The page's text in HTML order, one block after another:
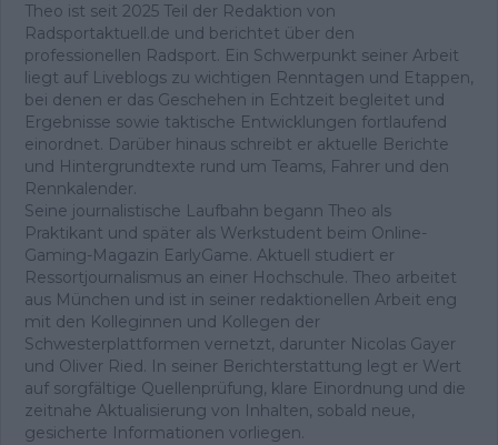
Theo ist seit 2025 Teil der Redaktion von
Radsportaktuell.de und berichtet über den
professionellen Radsport. Ein Schwerpunkt seiner Arbeit
liegt auf Liveblogs zu wichtigen Renntagen und Etappen,
bei denen er das Geschehen in Echtzeit begleitet und
Ergebnisse sowie taktische Entwicklungen fortlaufend
einordnet. Darüber hinaus schreibt er aktuelle Berichte
und Hintergrundtexte rund um Teams, Fahrer und den
Rennkalender.
Seine journalistische Laufbahn begann Theo als
Praktikant und später als Werkstudent beim Online-
Gaming-Magazin EarlyGame. Aktuell studiert er
Ressortjournalismus an einer Hochschule. Theo arbeitet
aus München und ist in seiner redaktionellen Arbeit eng
mit den Kolleginnen und Kollegen der
Schwesterplattformen vernetzt, darunter Nicolas Gayer
und Oliver Ried. In seiner Berichterstattung legt er Wert
auf sorgfältige Quellenprüfung, klare Einordnung und die
zeitnahe Aktualisierung von Inhalten, sobald neue,
gesicherte Informationen vorliegen.